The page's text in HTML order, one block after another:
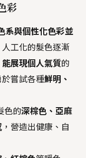
彩
系與個性化色彩並
工化的髮色逐漸
展現個人氣質的
嘗試各種鮮明、
色的深棕色、亞麻
，營造出健康、自